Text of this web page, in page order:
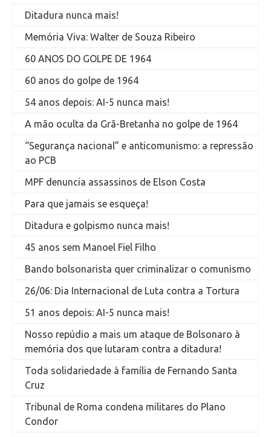
Ditadura nunca mais!
Memória Viva: Walter de Souza Ribeiro
60 ANOS DO GOLPE DE 1964
60 anos do golpe de 1964
54 anos depois: AI-5 nunca mais!
A mão oculta da Grã-Bretanha no golpe de 1964
“Segurança nacional” e anticomunismo: a repressão
ao PCB
MPF denuncia assassinos de Elson Costa
Para que jamais se esqueça!
Ditadura e golpismo nunca mais!
45 anos sem Manoel Fiel Filho
Bando bolsonarista quer criminalizar o comunismo
26/06: Dia Internacional de Luta contra a Tortura
51 anos depois: AI-5 nunca mais!
Nosso repúdio a mais um ataque de Bolsonaro à
memória dos que lutaram contra a ditadura!
Toda solidariedade à família de Fernando Santa
Cruz
Tribunal de Roma condena militares do Plano
Condor